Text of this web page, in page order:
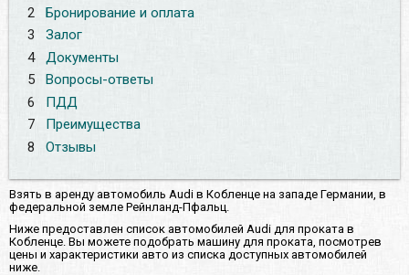
2
Бронирование и оплата
3
Залог
4
Документы
5
Вопросы-ответы
6
ПДД
7
Преимущества
8
Отзывы
Взять в аренду автомобиль Audi в Кобленце на западе Германии, в
федеральной земле Рейнланд-Пфальц.
Ниже предоставлен список автомобилей Audi для проката в
Кобленце. Вы можете подобрать машину для проката, посмотрев
цены и характеристики авто из списка доступных автомобилей
ниже.